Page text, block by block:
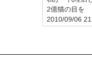
2億猫の目を
2010/09/06